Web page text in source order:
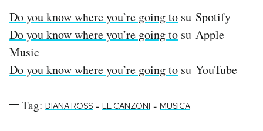
Do you know where you’re going to su Spotify
Do you know where you’re going to su Apple
Music
Do you know where you’re going to su YouTube
Tag: DIANA ROSS - LE CANZONI - MUSICA